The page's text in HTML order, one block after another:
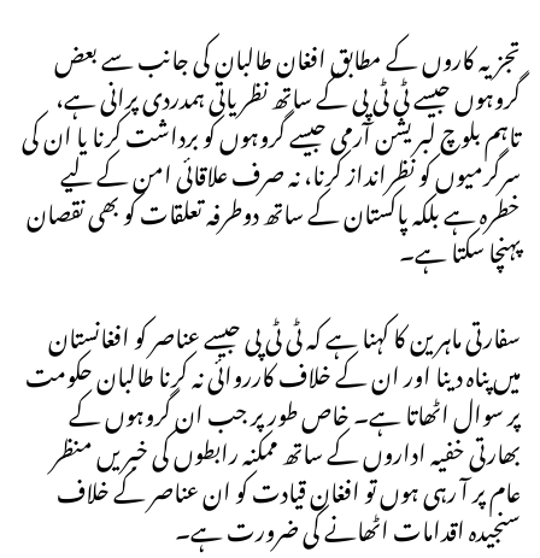
تجزیہ کاروں کے مطابق افغان طالبان کی جانب سے بعض
گروہوں جیسے ٹی ٹی پی کے ساتھ نظریاتی ہمدردی پرانی ہے،
تاہم بلوچ لبریشن آرمی جیسے گروہوں کو برداشت کرنا یا ان کی
سرگرمیوں کو نظرانداز کرنا، نہ صرف علاقائی امن کے لیے
خطرہ ہے بلکہ پاکستان کے ساتھ دوطرفہ تعلقات کو بھی نقصان
پہنچا سکتا ہے۔
سفارتی ماہرین کا کہنا ہے کہ ٹی ٹی پی جیسے عناصر کو افغانستان
میں پناہ دینا اور ان کے خلاف کارروائی نہ کرنا طالبان حکومت
پر سوال اٹھاتا ہے۔ خاص طور پر جب ان گروہوں کے
بھارتی خفیہ اداروں کے ساتھ ممکنہ رابطوں کی خبریں منظر
عام پر آ رہی ہوں تو افغان قیادت کو ان عناصر کے خلاف
سنجیدہ اقدامات اٹھانے کی ضرورت ہے۔